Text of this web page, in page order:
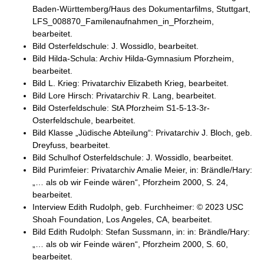
Baden-Württemberg/Haus des Dokumentarfilms, Stuttgart,
LFS_008870_Familenaufnahmen_in_Pforzheim,
bearbeitet.
Bild Osterfeldschule: J. Wossidlo, bearbeitet.
Bild Hilda-Schula: Archiv Hilda-Gymnasium Pforzheim,
bearbeitet.
Bild L. Krieg: Privatarchiv Elizabeth Krieg, bearbeitet.
Bild Lore Hirsch: Privatarchiv R. Lang, bearbeitet.
Bild Osterfeldschule: StA Pforzheim S1-5-13-3r-
Osterfeldschule, bearbeitet.
Bild Klasse „Jüdische Abteilung“: Privatarchiv J. Bloch, geb.
Dreyfuss, bearbeitet.
Bild Schulhof Osterfeldschule: J. Wossidlo, bearbeitet.
Bild Purimfeier: Privatarchiv Amalie Meier, in: Brändle/Hary:
„… als ob wir Feinde wären“, Pforzheim 2000, S. 24,
bearbeitet.
Interview Edith Rudolph, geb. Furchheimer: © 2023 USC
Shoah Foundation, Los Angeles, CA, bearbeitet.
Bild Edith Rudolph: Stefan Sussmann, in: in: Brändle/Hary:
„… als ob wir Feinde wären“, Pforzheim 2000, S. 60,
bearbeitet.